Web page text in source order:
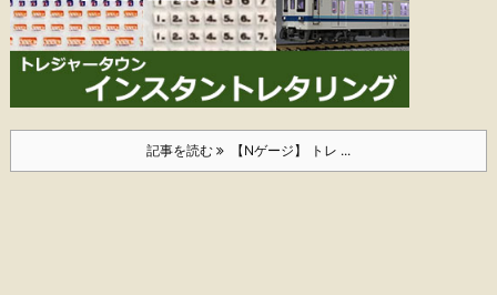
記事を読む 【Nゲージ】 トレ ...